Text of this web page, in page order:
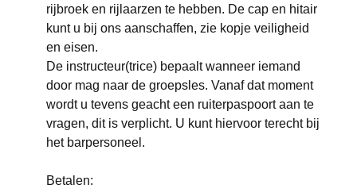
rijbroek en rijlaarzen te hebben. De cap en hitair
kunt u bij ons aanschaffen, zie kopje veiligheid
en eisen.
De instructeur(trice) bepaalt wanneer iemand
door mag naar de groepsles. Vanaf dat moment
wordt u tevens geacht een ruiterpaspoort aan te
vragen, dit is verplicht. U kunt hiervoor terecht bij
het barpersoneel.
Betalen: